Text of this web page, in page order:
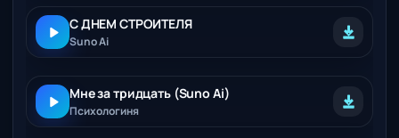
С ДНЕМ СТРОИТЕЛЯ
Suno Ai
Мне за тридцать (Suno Ai)
Психологиня